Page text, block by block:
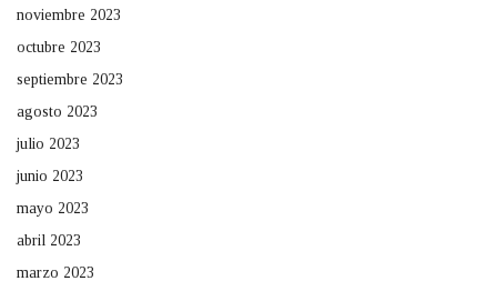
noviembre 2023
octubre 2023
septiembre 2023
agosto 2023
julio 2023
junio 2023
mayo 2023
abril 2023
marzo 2023